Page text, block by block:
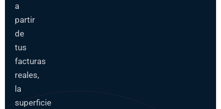
a
partir
de
tus
facturas
reales,
la
superficie